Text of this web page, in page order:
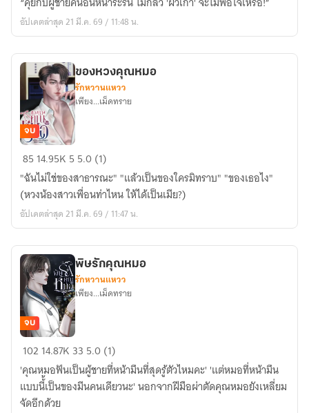
เก่า
มัน
อัปเดตล่าสุด 21 มี.ค. 69 / 11:48 น.
ของ
หวง
คุณ
หมอ
จบ
ของหวงคุณหมอ
รักหวานแหวว
เพียง...เม็ดทราย
85 14.95K 5 5.0 (1)
"ฉันไม่ใช่ของสาธารณะ" "แล้วเป็นของใครมิทราบ" "ของเธอไง"
(หวงน้องสาวเพื่อนท่าไหน ให้ได้เป็นเมีย?)
อัปเดตล่าสุด 21 มี.ค. 69 / 11:47 น.
พิษ
คุณ
หมอ
จบ
พิษรักคุณหมอ
รักหวานแหวว
เพียง...เม็ดทราย
102 14.87K 33 5.0 (1)
'คุณหมอฟันเป็นผู้ชายที่หน้ามึนที่สุดรู้ตัวไหมคะ' 'แต่หมอที่หน้ามึน
แบบนี้้เป็นของมีนคนเดียวนะ' นอกจากฝีมือผ่าตัดคุณหมอยังเหลี่ยม
จัดอีกด้วย